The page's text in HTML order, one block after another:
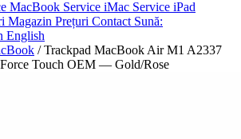
MacBook Service iMac Service iPad
Magazin Prețuri Contact Sună:
English
/ Trackpad MacBook Air M1 A2337
Touch OEM — Gold/Rose